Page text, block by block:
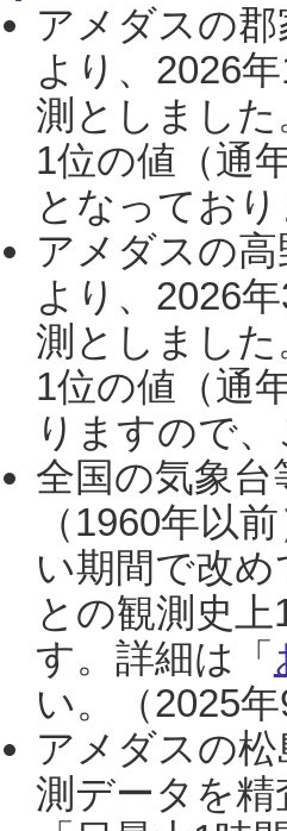
アメダスの
より、2026
測としまし
1位の値（通
となってお
アメダスの
より、2026
測としまし
1位の値（通
りますので
全国の気象
（1960年以
い期間で改
との観測史
す。詳細は「
い。（2025年
アメダスの
測データを